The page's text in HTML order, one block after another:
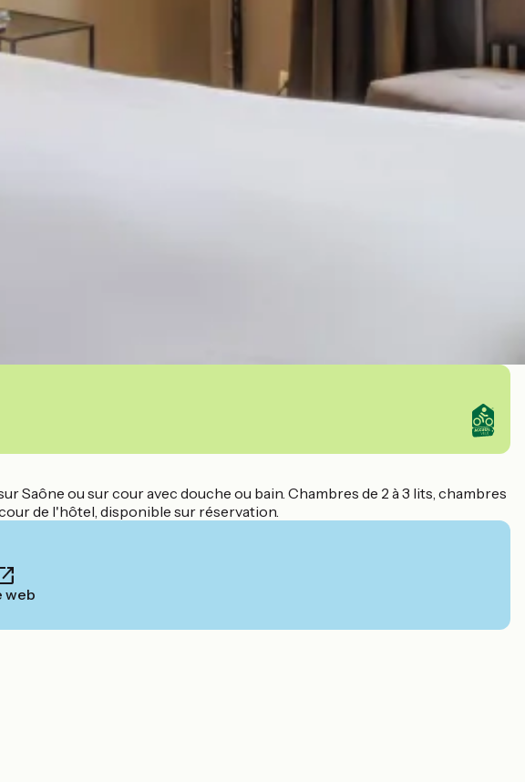
Saône ou sur cour avec douche ou bain. Chambres de 2 à 3 lits, chambres
de l'hôtel, disponible sur réservation.
web